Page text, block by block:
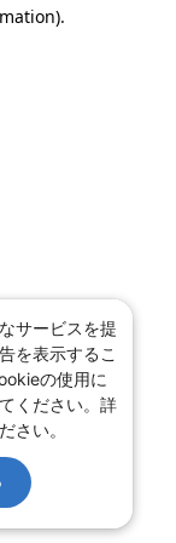
サービスを提
を表示するこ
の使用に
ください。詳
さい。